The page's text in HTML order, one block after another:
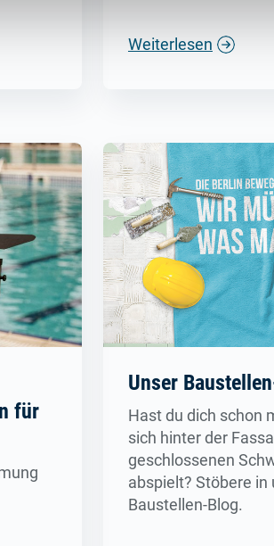
Weiterlesen
für
Unser
Hast du dich schon
sich hinter der
geschlossenen
abspielt? Stöbere in
Baustellen-Blog.